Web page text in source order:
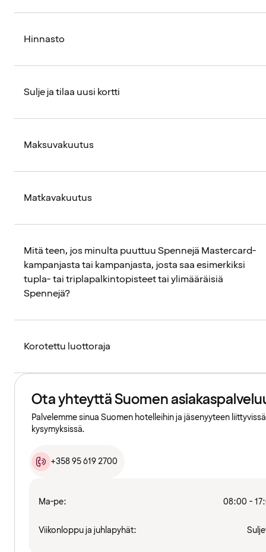
Hinnasto
Sulje ja tilaa uusi kortti
Maksuvakuutus
Matkavakuutus
Mitä teen, jos minulta puuttuu Spennejä Mastercard-
kampanjasta tai kampanjasta, josta saa esimerkiksi
tupla- tai triplapalkintopisteet tai ylimääräisiä
Spennejä?
Korotettu luottoraja
Ota yhteyttä Suomen
Palvelemme sinua Suomen hotelleihin ja jäsenyyteen liittyvissä
kysymyksissä.
+358 95 619 2700
Ma-pe: 08:00 -
Viikonloppu ja juhlapyhät: